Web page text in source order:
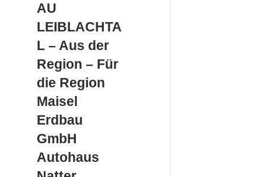
–
Aus
Region
–
Für
die
Region
AU
LEIBLACHTA
L – Aus der
Region – Für
die Region
Maisel
GmbH
Maisel
Erdbau
GmbH
Autohaus
Autohaus